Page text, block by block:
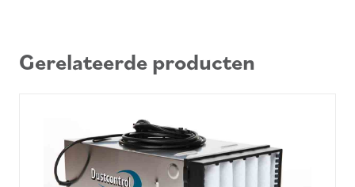
Gerelateerde producten